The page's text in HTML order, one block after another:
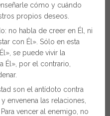
cómo y cuándo
propios deseos.
no habla de creer en Él, ni
con Él». Sólo en esta
se puede vivir la
Él», por el contrario,
son el antídoto contra
envenena las relaciones,
vencer al enemigo, no